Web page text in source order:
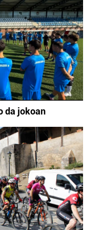
hirugarrenen cookie-
eta
teknologiaz
gero, teknologia hori
diguzu.Gehiago
da jokoan